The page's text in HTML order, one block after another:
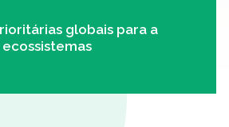
globais para a